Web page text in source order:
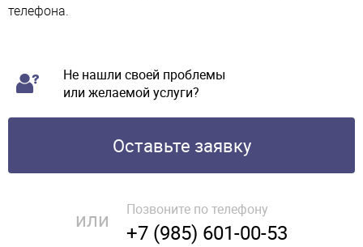
телефона.
Не нашли своей проблемы
или желаемой услуги?
Оставьте заявку
или Позвоните по телефону
+7 (985) 601-00-53